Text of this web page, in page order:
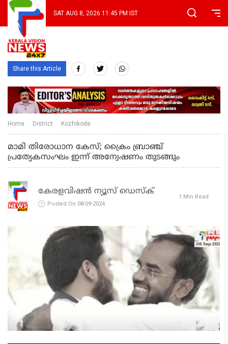
SAT AUG 8, 2026 11:45 PM IST
Share this Article
Home District Kozhikode
മാമി തിരോധാന കേസ്; ക്രൈം ബ്രാഞ്ച്
പ്രത്യേകസംഘം ഇന്ന് അന്വേഷണം തുടങ്ങും
കേരളവിഷൻ ന്യൂസ് ഡെസ്‌ക്
Posted On 08-09-2024
1 Min Read